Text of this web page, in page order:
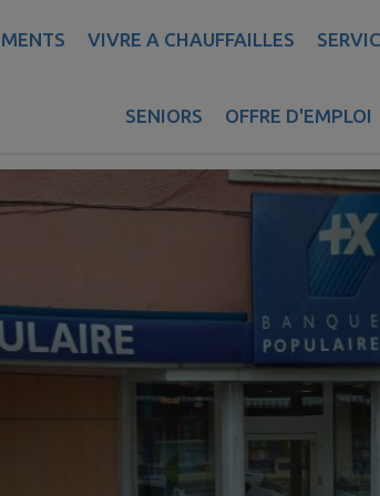
VIVRE A CHAUFFAILLES
SENIORS OFFRE D'EMPLOI
BANQUE